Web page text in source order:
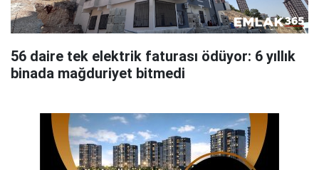
56 daire tek elektrik faturası ödüyor: 6 yıllık
binada mağduriyet bitmedi